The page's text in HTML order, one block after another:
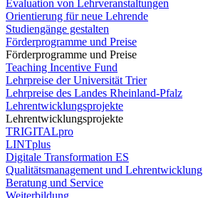
Evaluation von Lehrveranstaltungen
Orientierung für neue Lehrende
Studiengänge gestalten
Förderprogramme und Preise
Förderprogramme und Preise
Teaching Incentive Fund
Lehrpreise der Universität Trier
Lehrpreise des Landes Rheinland-Pfalz
Lehrentwicklungsprojekte
Lehrentwicklungsprojekte
TRIGITALpro
LINTplus
Digitale Transformation ES
Qualitätsmanagement und Lehrentwicklung
Beratung und Service
Weiterbildung